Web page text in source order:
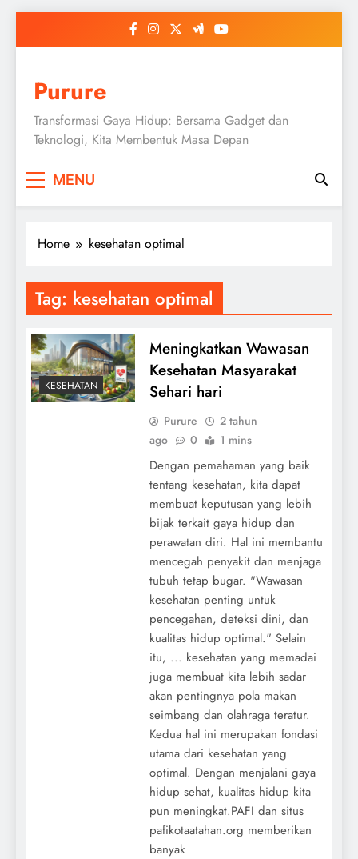
Purure
Transformasi Gaya Hidup: Bersama Gadget dan
Teknologi, Kita Membentuk Masa Depan
MENU
Home kesehatan optimal
Tag: kesehatan optimal
KESEHATAN
Meningkatkan Wawasan
Kesehatan Masyarakat
Sehari hari
Purure
2 tahun
ago
0 1 mins
Dengan pemahaman yang baik
tentang kesehatan, kita dapat
membuat keputusan yang lebih
bijak terkait gaya hidup dan
perawatan diri. Hal ini membantu
mencegah penyakit dan menjaga
tubuh tetap bugar. "Wawasan
kesehatan penting untuk
pencegahan, deteksi dini, dan
kualitas hidup optimal." Selain
itu, ... kesehatan yang memadai
juga membuat kita lebih sadar
akan pentingnya pola makan
seimbang dan olahraga teratur.
Kedua hal ini merupakan fondasi
utama dari kesehatan yang
optimal. Dengan menjalani gaya
hidup sehat, kualitas hidup kita
pun meningkat.PAFI dan situs
pafikotaatahan.org memberikan
banyak